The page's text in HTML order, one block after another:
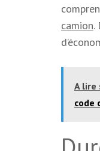
camion.
A lire
code